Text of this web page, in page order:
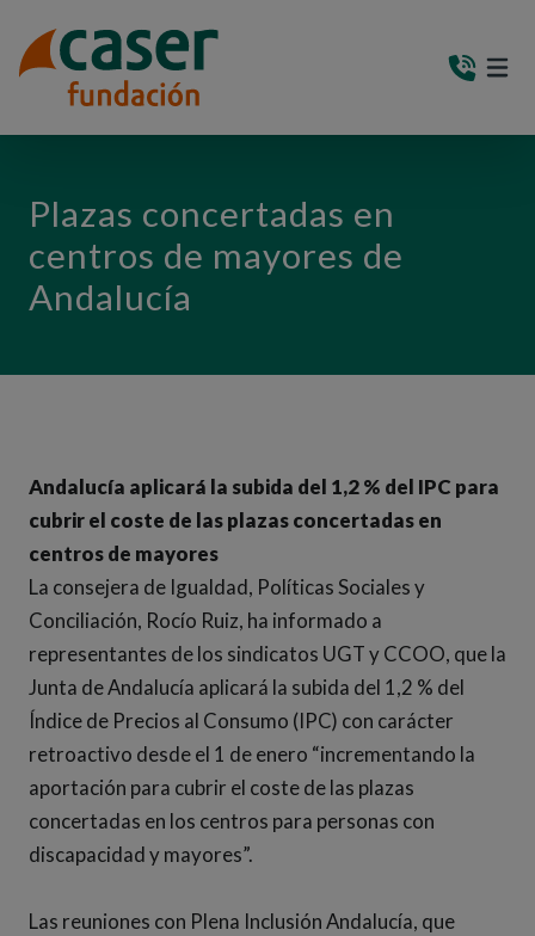
Plazas concertadas en
centros de mayores de
Andalucía
Andalucía aplicará la subida del 1,2 % del IPC para
cubrir el coste de las plazas concertadas en
centros de mayores
La consejera de Igualdad, Políticas Sociales y
Conciliación, Rocío Ruiz, ha informado a
representantes de los sindicatos UGT y CCOO, que la
Junta de Andalucía aplicará la subida del 1,2 % del
Índice de Precios al Consumo (IPC) con carácter
retroactivo desde el 1 de enero “incrementando la
aportación para cubrir el coste de las plazas
concertadas en los centros para personas con
discapacidad y mayores”.
Las reuniones con Plena Inclusión Andalucía, que